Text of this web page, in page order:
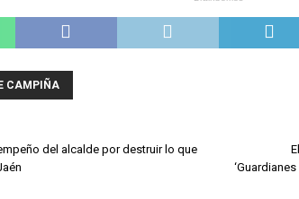
CAMPIÑA
del alcalde por destruir lo que